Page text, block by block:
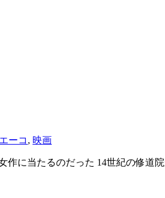
ーコ , 映画
に当たるのだった 14世紀の修